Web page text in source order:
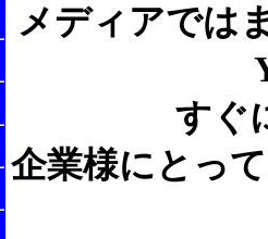
メディアでは
すぐ
企業様にとっ